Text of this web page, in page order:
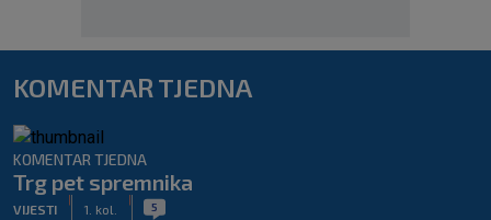
KOMENTAR TJEDNA
KOMENTAR TJEDNA
Trg pet spremnika
VIJESTI 1. kol. 5